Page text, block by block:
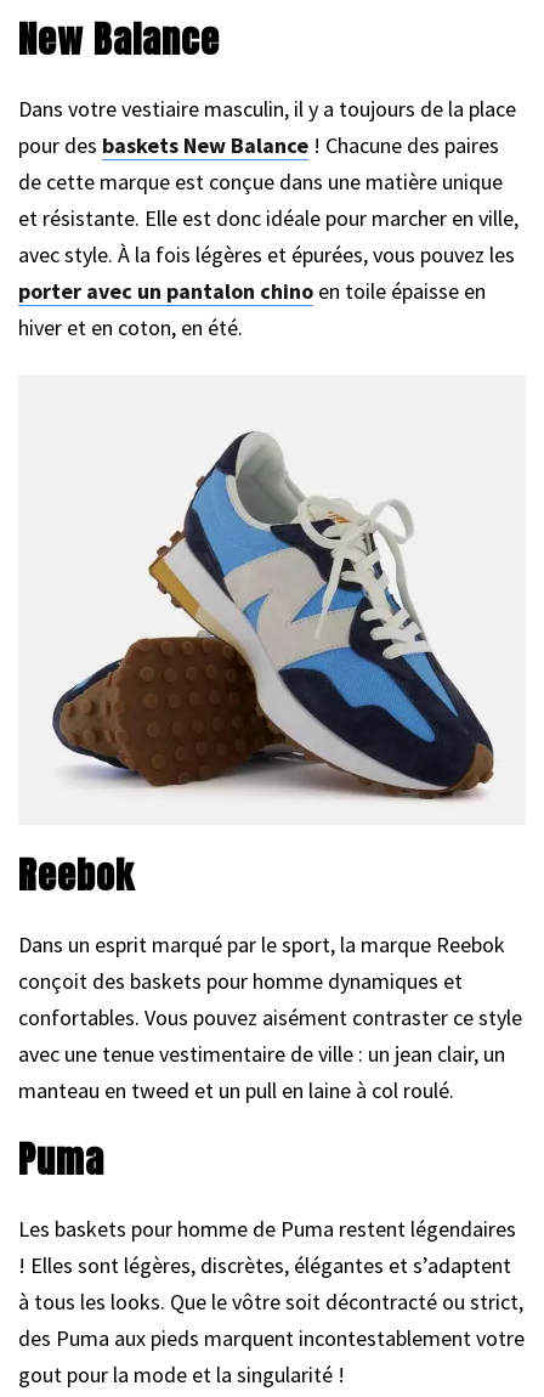
New Balance
Dans votre vestiaire masculin, il y a toujours de la place
pour des baskets New Balance ! Chacune des paires
de cette marque est conçue dans une matière unique
et résistante. Elle est donc idéale pour marcher en ville,
avec style. À la fois légères et épurées, vous pouvez les
porter avec un pantalon chino en toile épaisse en
hiver et en coton, en été.
Reebok
Dans un esprit marqué par le sport, la marque Reebok
conçoit des baskets pour homme dynamiques et
confortables. Vous pouvez aisément contraster ce style
avec une tenue vestimentaire de ville : un jean clair, un
manteau en tweed et un pull en laine à col roulé.
Puma
Les baskets pour homme de Puma restent légendaires
! Elles sont légères, discrètes, élégantes et s’adaptent
à tous les looks. Que le vôtre soit décontracté ou strict,
des Puma aux pieds marquent incontestablement votre
gout pour la mode et la singularité !